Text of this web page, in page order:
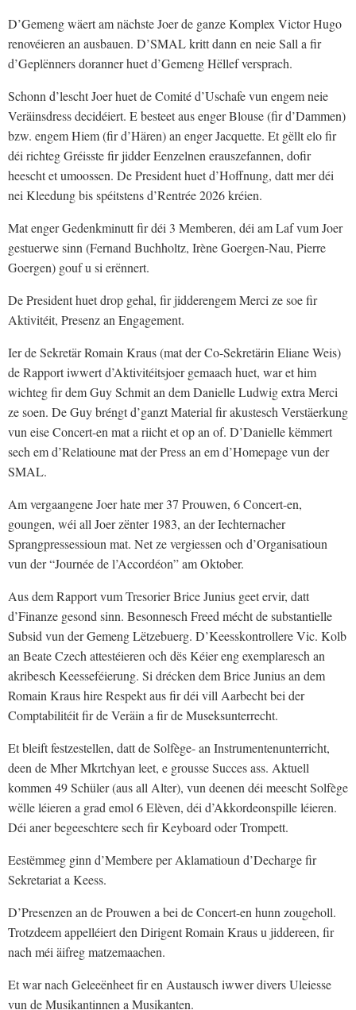
D’Gemeng wäert am nächste Joer de ganze Komplex Victor Hugo
renovéieren an ausbauen. D’SMAL kritt dann en neie Sall a fir
d’Geplënners doranner huet d’Gemeng Hëllef versprach.
Schonn d’lescht Joer huet de Comité d’Uschafe vun engem neie
Veräinsdress decidéiert. E besteet aus enger Blouse (fir d’Dammen)
bzw. engem Hiem (fir d’Hären) an enger Jacquette. Et gëllt elo fir
déi richteg Gréisste fir jidder Eenzelnen erauszefannen, dofir
heescht et umoossen. De President huet d’Hoffnung, datt mer déi
nei Kleedung bis spéitstens d’Rentrée 2026 kréien.
Mat enger Gedenkminutt fir déi 3 Memberen, déi am Laf vum Joer
gestuerwe sinn (Fernand Buchholtz, Irène Goergen-Nau, Pierre
Goergen) gouf u si erënnert.
De President huet drop gehal, fir jidderengem Merci ze soe fir
Aktivitéit, Presenz an Engagement.
Ier de Sekretär Romain Kraus (mat der Co-Sekretärin Eliane Weis)
de Rapport iwwert d’Aktivitéitsjoer gemaach huet, war et him
wichteg fir dem Guy Schmit an dem Danielle Ludwig extra Merci
ze soen. De Guy bréngt d’ganzt Material fir akustesch Verstäerkung
vun eise Concert-en mat a riicht et op an of. D’Danielle këmmert
sech em d’Relatioune mat der Press an em d’Homepage vun der
SMAL.
Am vergaangene Joer hate mer 37 Prouwen, 6 Concert-en,
goungen, wéi all Joer zënter 1983, an der Iechternacher
Sprangpressessioun mat. Net ze vergiessen och d’Organisatioun
vun der “Journée de l’Accordéon” am Oktober.
Aus dem Rapport vum Tresorier Brice Junius geet ervir, datt
d’Finanze gesond sinn. Besonnesch Freed mécht de substantielle
Subsid vun der Gemeng Lëtzebuerg. D’Keesskontrollere Vic. Kolb
an Beate Czech attestéieren och dës Kéier eng exemplaresch an
akribesch Keesseféierung. Si drécken dem Brice Junius an dem
Romain Kraus hire Respekt aus fir déi vill Aarbecht bei der
Comptabilitéit fir de Veräin a fir de Museksunterrecht.
Et bleift festzestellen, datt de Solfège- an Instrumentenunterricht,
deen de Mher Mkrtchyan leet, e grousse Succes ass. Aktuell
kommen 49 Schüler (aus all Alter), vun deenen déi meescht Solfège
wëlle léieren a grad emol 6 Elèven, déi d’Akkordeonspille léieren.
Déi aner begeeschtere sech fir Keyboard oder Trompett.
Eestëmmeg ginn d’Membere per Aklamatioun d’Decharge fir
Sekretariat a Keess.
D’Presenzen an de Prouwen a bei de Concert-en hunn zougeholl.
Trotzdeem appelléiert den Dirigent Romain Kraus u jiddereen, fir
nach méi äifreg matzemaachen.
Et war nach Geleeënheet fir en Austausch iwwer divers Uleiesse
vun de Musikantinnen a Musikanten.